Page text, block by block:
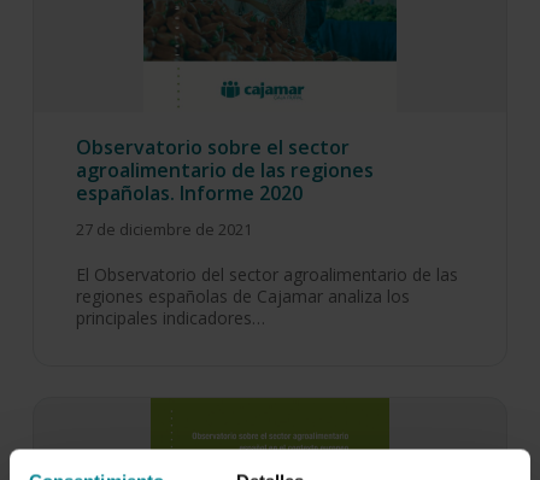
Observatorio sobre el sector
agroalimentario de las regiones
españolas. Informe 2020
27 de diciembre de 2021
El Observatorio del sector agroalimentario de las
regiones españolas de Cajamar analiza los
principales indicadores…